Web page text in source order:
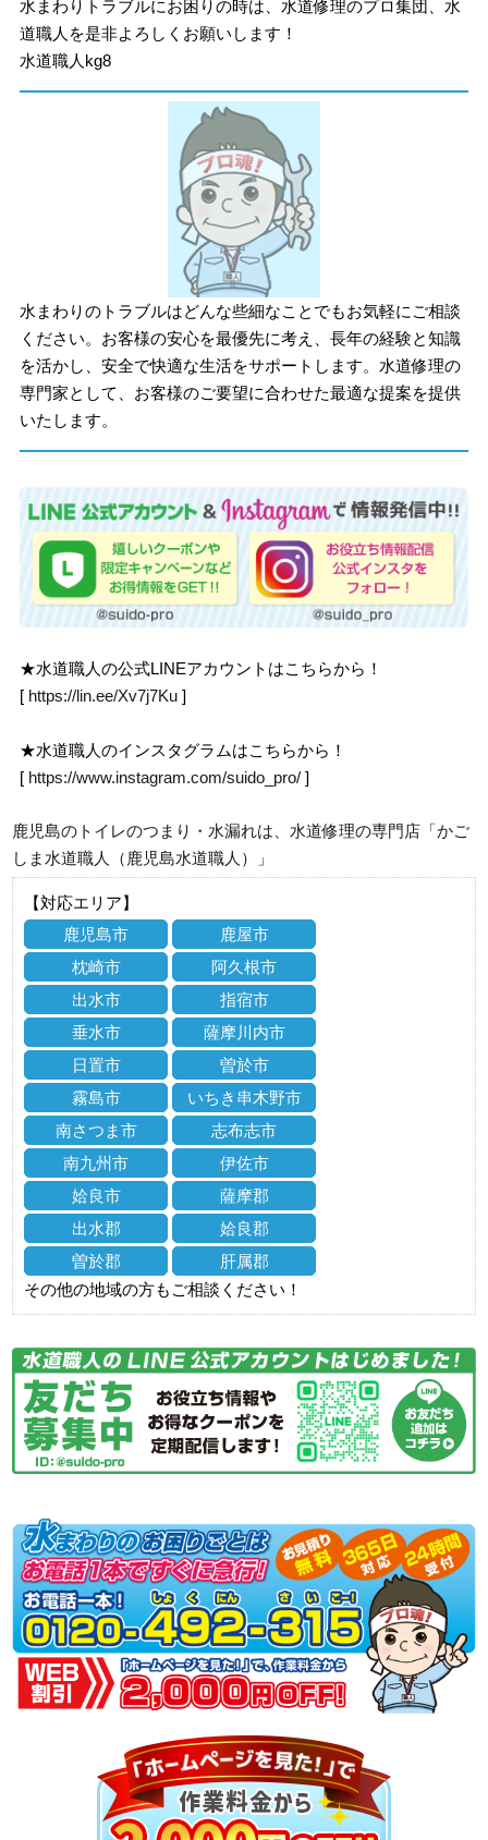
水まわりトラブルにお困りの時は、水道修理のプロ集団、水
道職人を是非よろしくお願いします！
水道職人kg8
水まわりのトラブルはどんな些細なことでもお気軽にご相談
ください。お客様の安心を最優先に考え、長年の経験と知識
を活かし、安全で快適な生活をサポートします。水道修理の
専門家として、お客様のご要望に合わせた最適な提案を提供
いたします。
★水道職人の公式LINEアカウントはこちらから！
[ https://lin.ee/Xv7j7Ku ]
★水道職人のインスタグラムはこちらから！
[ https://www.instagram.com/suido_pro/ ]
鹿児島のトイレのつまり・水漏れは、水道修理の専門店「かご
しま水道職人（鹿児島水道職人）」
【対応エリア】
鹿児島市
鹿屋市
枕崎市
阿久根市
出水市
指宿市
垂水市
薩摩川内市
日置市
曽於市
霧島市
いちき串木野市
南さつま市
志布志市
南九州市
伊佐市
姶良市
薩摩郡
出水郡
姶良郡
曽於郡
肝属郡
その他の地域の方もご相談ください！